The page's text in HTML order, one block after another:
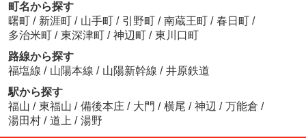
町名から探す
曙町 / 新涯町 / 山手町 / 引野町 / 南蔵王町 / 春日町 /
多治米町 / 東深津町 / 神辺町 / 東川口町
路線から探す
福塩線 / 山陽本線 / 山陽新幹線 / 井原鉄道
駅から探す
福山 / 東福山 / 備後本庄 / 大門 / 横尾 / 神辺 / 万能倉 /
湯田村 / 道上 / 湯野